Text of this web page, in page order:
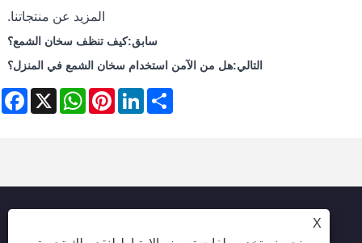
المزيد عن منتجاتنا.
سابق:كيف تنظف سخان الشمع؟
التالي:هل من الآمن استخدام سخان الشمع في المنزل؟
X
WhatsAppPinterestLinkedInShare
X